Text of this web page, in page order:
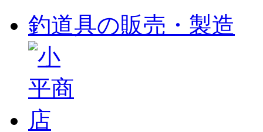
釣道具の販売・製造